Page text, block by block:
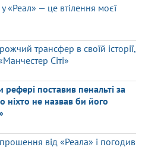
«Реал» — це втілення моєї
трансфер в своїй історії,
Сіті»
поставив пенальті за
не назвав би його
від «Реала» і погодив